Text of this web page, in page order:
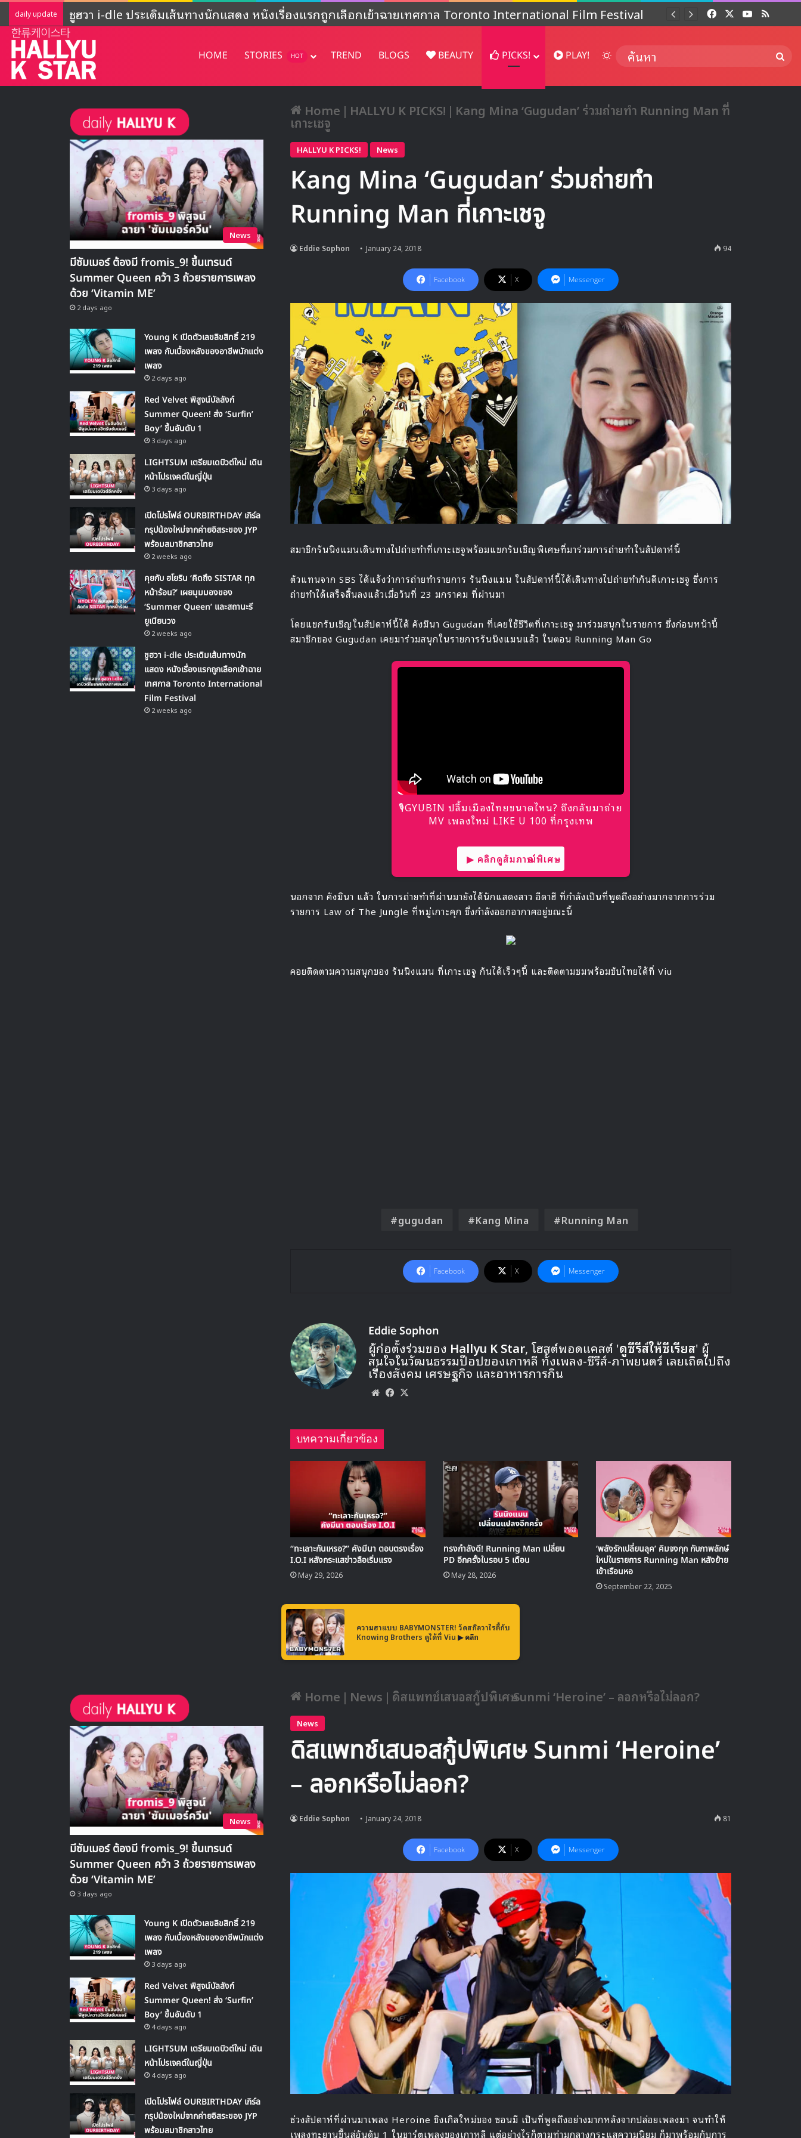
daily update ADOR ชี้แจงกิจกรรมของ NewJeans ‘ยังไม่ชัดเจน’ หลังปล่อยคอนเทนต์พิเศษฉลองครบรอบ 4 ปี FacebookYouTube
RSS
HOME STORIES HOT TREND BLOGS BEAUTY PICKS! PLAY! Switch skin
Home | HALLYU K PICKS! | Kang Mina ‘Gugudan’ ร่วมถ่ายทำ Running Man ที่
เกาะเชจู
HALLYU K PICKS! News
Kang Mina ‘Gugudan’ ร่วมถ่ายทำ
Running Man ที่เกาะเชจู
Eddie Sophon January 24, 2018 94
Facebook X Messenger
สมาชิกรันนิงแมนเดินทางไปถ่ายทำที่เกาะเชจูพร้อมแขกรับเชิญพิเศษที่มาร่วมการถ่ายทำในสัปดาห์นี้
ตัวแทนจาก SBS ได้แจ้งว่าการถ่ายทำรายการ รันนิงแมน ในสัปดาห์นี้ได้เดินทางไปถ่ายทำกันดีเกาะเชจู ซึ่งการ
ถ่ายทำได้เสร็จสิ้นลงแล้วเมื่อวันที่ 23 มกราคม ที่ผ่านมา
โดยแขกรับเชิญในสัปดาห์นี้ได้ คังมินา Gugudan ที่เคยใช้ชีวิตที่เกาะเชจู มาร่วมสนุกในรายการ ซึ่งก่อนหน้านี้
สมาชิกของ Gugudan เคยมาร่วมสนุกในรายการรันนิงแมนแล้ว ในตอน Running Man Go
🎙GYUBIN ปลื้มเมืองไทยขนาดไหน? ถึงกลับมาถ่าย
MV เพลงใหม่ LIKE U 100 ที่กรุงเทพ
▶ คลิกดูสัมภาษณ์พิเศษ
นอกจาก คังมินา แล้ว ในการถ่ายทำที่ผ่านมายังได้นักแสดงสาว อีดาฮี ที่กำลังเป็นที่พูดถึงอย่างมากจากการร่วม
รายการ Law of The Jungle ที่หมู่เกาะคุก ซึ่งกำลังออกอากาศอยู่ขณะนี้
คอยติดตามความสนุกของ รันนิงแมน ที่เกาะเชจู กันได้เร็วๆนี้ และติดตามชมพร้อมซับไทยได้ที่ Viu
gugudan Kang Mina Running Man
Facebook X Messenger
Eddie Sophon
ผู้ก่อตั้งร่วมของ Hallyu K Star, โฮสต์พอดแคสต์ 'ดูซีรีส์ให้ซีเรียส' ผู้
สนใจในวัฒนธรรมป๊อปของเกาหลี ทั้งเพลง-ซีรีส์-ภาพยนตร์ เลยเถิดไปถึง
เรื่องสังคม เศรษฐกิจ และอาหารการกิน
WebsiteFacebook
บทความเกี่ยวข้อง
“ทะเลาะกันเหรอ?” คังมีนา ตอบตรงเรื่อง
I.O.I หลังกระแสข่าวลือเริ่มแรง
May 29, 2026
ทรงกำลังดี! Running Man เปลี่ยน
PD อีกครั้งในรอบ 5 เดือน
May 28, 2026
‘พลังรักเปลี่ยนลุค’ คิมจงกุก กับภาพลักษ์
ใหม่ในรายการ Running Man หลังย้าย
เข้าเรือนหอ
September 22, 2025
News
มีซัมเมอร์ ต้องมี fromis_9! ขึ้นเทรนด์
Summer Queen คว้า 3 ถ้วยรายการเพลง
ด้วย ‘Vitamin ME’
2 days ago
Young K เปิดตัวเลขลิขสิทธิ์ 219
เพลง กับเบื้องหลังของอาชีพนักแต่ง
เพลง
2 days ago
Red Velvet พิสูจน์บัลลังก์
Summer Queen! ส่ง ‘Surfin’
Boy’ ขึ้นอันดับ 1
3 days ago
LIGHTSUM เตรียมเดบิวต์ใหม่ เดิน
หน้าโปรเจคต์ในญี่ปุ่น
3 days ago
เปิดโปรไฟล์ OURBIRTHDAY เกิร์ล
กรุปน้องใหม่จากค่ายอิสระของ JYP
พร้อมสมาชิกสาวไทย
2 weeks ago
คุยกับ ฮโยริน ‘คิดถึง SISTAR ทุก
หน้าร้อน?’ เผยมุมมองของ
‘Summer Queen’ และสถานะรี
ยูเนียนวง
2 weeks ago
ชูฮวา i-dle ประเดิมเส้นทางนัก
แสดง หนังเรื่องแรกถูกเลือกเข้าฉาย
เทศกาล Toronto International
Film Festival
2 weeks ago
ความฮาแบบ BABYMONSTER! วัดสกิลวาไรตี้กับ
Knowing Brothers ดูได้ที่ Viu ▶ คลิก